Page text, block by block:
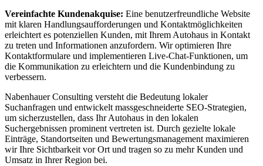
Vereinfachte Kundenakquise: Eine benutzerfreundliche Website
mit klaren Handlungsaufforderungen und Kontaktmöglichkeiten
erleichtert es potenziellen Kunden, mit Ihrem Autohaus in Kontakt
zu treten und Informationen anzufordern. Wir optimieren Ihre
Kontaktformulare und implementieren Live-Chat-Funktionen, um
die Kommunikation zu erleichtern und die Kundenbindung zu
verbessern.
Nabenhauer Consulting versteht die Bedeutung lokaler
Suchanfragen und entwickelt massgeschneiderte SEO-Strategien,
um sicherzustellen, dass Ihr Autohaus in den lokalen
Suchergebnissen prominent vertreten ist. Durch gezielte lokale
Einträge, Standortseiten und Bewertungsmanagement maximieren
wir Ihre Sichtbarkeit vor Ort und tragen so zu mehr Kunden und
Umsatz in Ihrer Region bei.